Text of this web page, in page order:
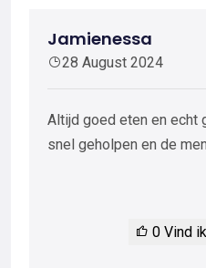
Jamienessa
28 August 2024
Altijd goed eten en
snel geholpen en de
0 Vind